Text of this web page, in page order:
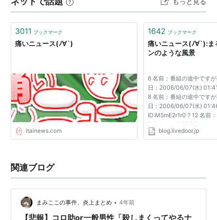
もの完食困難な量で1人1杯制のため事実上の子ども出
禁・店内待ち時に食券の確認が入るので店内に入ったら
食券を購入する・…
3011 ブックマーク
痛いニュース(ﾉ∀`)
itainews.com
1642 ブックマーク
痛いニュース(ﾉ∀`):ま
ンのような風景
6 名前：番組の途中です
日：2006/06/07(水)
8 名前：番組の途中です
日：2006/06/07(水)
ID:M5mE2r1r0 ? 12 名前
名無しです[] 投稿日：
02:01:29 ID:EFd6df/D0
blog.livedoor.jp
関連ブログ
まみここの事件、炎上まとめ • 4年前
【悲報】コロ助or一般男性「殺しまくってやるナ